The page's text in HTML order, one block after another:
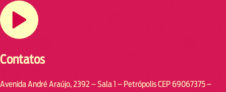
Contatos
Avenida André Araújo, 2392 – Sala 1 – Petrópolis CEP 69067375 –